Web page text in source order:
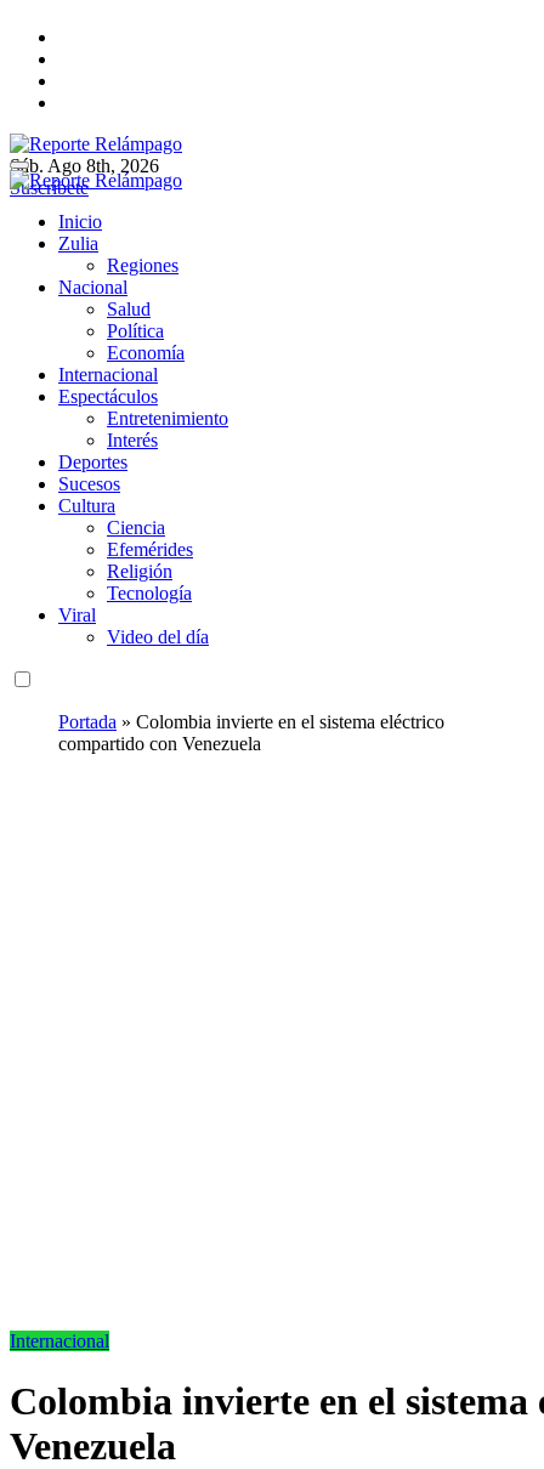
contenido
Reporte Relámpago
Claridad y rigor en cada noticia
Sáb. Ago 8th, 2026
Suscríbete
Reporte Relámpago
Claridad y rigor en cada noticia
Inicio
Zulia
Regiones
Nacional
Salud
Política
Economía
Internacional
Espectáculos
Entretenimiento
Interés
Deportes
Sucesos
Cultura
Ciencia
Efemérides
Religión
Tecnología
Viral
Video del día
Portada » Colombia invierte en el sistema eléctrico
compartido con Venezuela
Internacional
Colombia invierte en el
Venezuela